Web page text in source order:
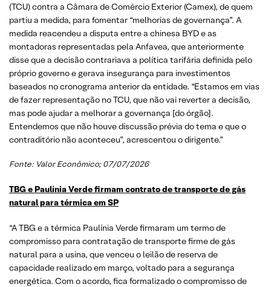
(TCU) contra a Câmara de Comércio Exterior (Camex), de quem
partiu a medida, para fomentar “melhorias de governança”. A
medida reacendeu a disputa entre a chinesa BYD e as
montadoras representadas pela Anfavea, que anteriormente
disse que a decisão contrariava a política tarifária definida pelo
próprio governo e gerava insegurança para investimentos
baseados no cronograma anterior da entidade. “Estamos em vias
de fazer representação no TCU, que não vai reverter a decisão,
mas pode ajudar a melhorar a governança [do órgão].
Entendemos que não houve discussão prévia do tema e que o
contraditório não aconteceu”, acrescentou o dirigente.”
Fonte: Valor Econômico; 07/07/2026
TBG e Paulínia Verde firmam contrato de transporte de gás
natural para térmica em SP
“A TBG e a térmica Paulínia Verde firmaram um termo de
compromisso para contratação de transporte firme de gás
natural para a usina, que venceu o leilão de reserva de
capacidade realizado em março, voltado para a segurança
energética. Com o acordo, fica formalizado o compromisso de